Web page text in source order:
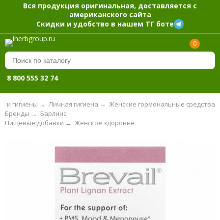
Вся продукция оригинальная, доставляется с
американского сайта
Скидки и удобство в нашем ТГ боте
0
8 800 555 32 74
и гигиены → Личная гигиена → Женские гормональные средства
Барлинс
Бренды →
Женское здоровье
Пищевые добавки →